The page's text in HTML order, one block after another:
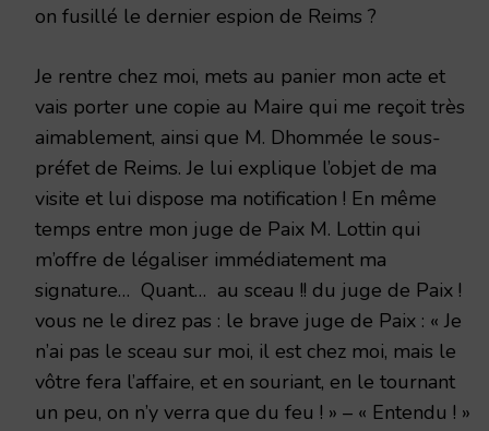
on fusillé le dernier espion de Reims ?
Je rentre chez moi, mets au panier mon acte et
vais porter une copie au Maire qui me reçoit très
aimablement, ainsi que M. Dhommée le sous-
préfet de Reims. Je lui explique l’objet de ma
visite et lui dispose ma notification ! En même
temps entre mon juge de Paix M. Lottin qui
m’offre de légaliser immédiatement ma
signature… Quant… au sceau !! du juge de Paix !
vous ne le direz pas : le brave juge de Paix : « Je
n’ai pas le sceau sur moi, il est chez moi, mais le
vôtre fera l’affaire, et en souriant, en le tournant
un peu, on n’y verra que du feu ! » – « Entendu ! »